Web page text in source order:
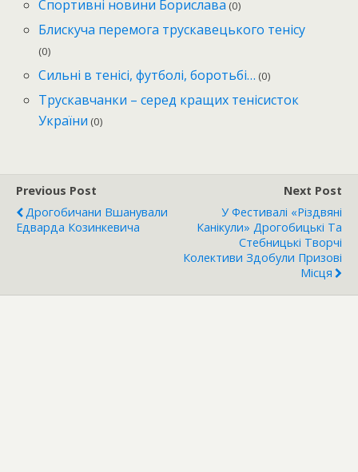
Спортивні новини Борислава (0)
Блискуча перемога трускавецького тенісу
(0)
Сильні в тенісі, футболі, боротьбі… (0)
Трускавчанки – серед кращих тенісисток
України (0)
Previous Post
Дрогобичани Вшанували
Едварда Козинкевича
Next Post
У Фестивалі «Різдвяні
Канікули» Дрогобицькі Та
Стебницькі Творчі
Колективи Здобули Призові
Місця